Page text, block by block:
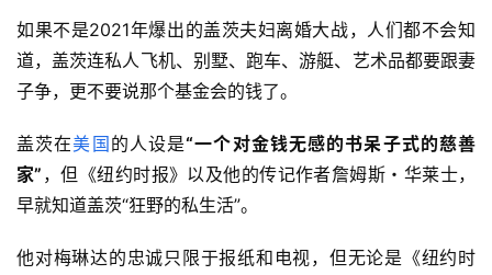
如果不是2021年爆出的盖茨夫妇离婚大战，人们都不会知
道，盖茨连私人飞机、别墅、跑车、游艇、艺术品都要跟妻
子争，更不要说那个基金会的钱了。
盖茨在美国的人设是“一个对金钱无感的书呆子式的慈善
家” ，但《纽约时报》以及他的传记作者詹姆斯・华莱士，
早就知道盖茨“狂野的私生活”。
他对梅琳达的忠诚只限于报纸和电视，但无论是《纽约时